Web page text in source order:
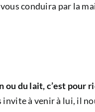
conduira par la
ou du lait, c’est pour
à venir à lui, il